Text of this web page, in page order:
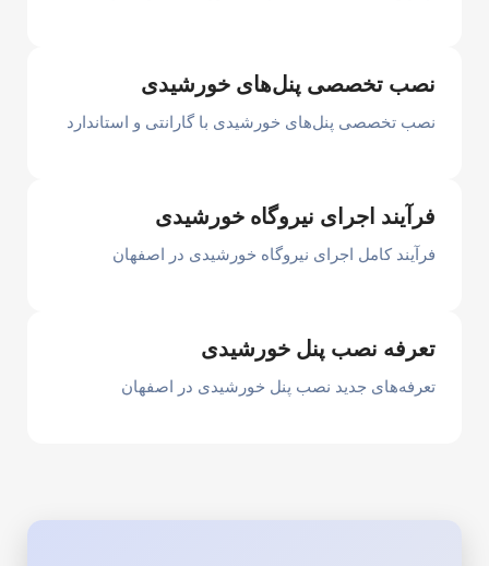
نصب تخصصی پنل‌های خورشیدی
نصب تخصصی پنل‌های خورشیدی با گارانتی و استاندارد
فرآیند اجرای نیروگاه خورشیدی
فرآیند کامل اجرای نیروگاه خورشیدی در اصفهان
تعرفه نصب پنل خورشیدی
تعرفه‌های جدید نصب پنل خورشیدی در اصفهان